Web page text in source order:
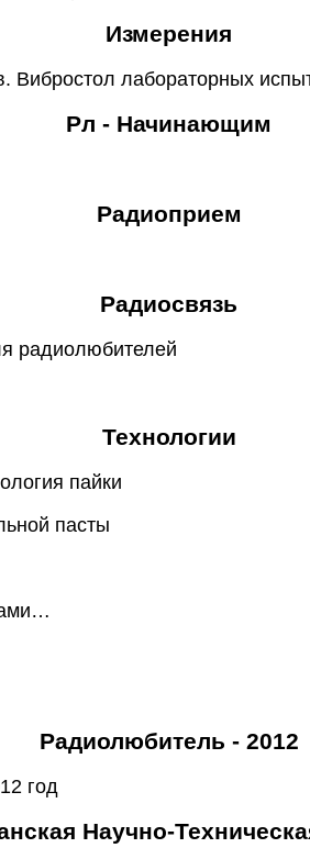
Измерения
Вибростол лабораторных
Рл - Начинающим
Радиоприем
Радиосвязь
радиолюбителей
Технологии
пайки
пасты
Радиолюбитель - 2012
год
Научно-